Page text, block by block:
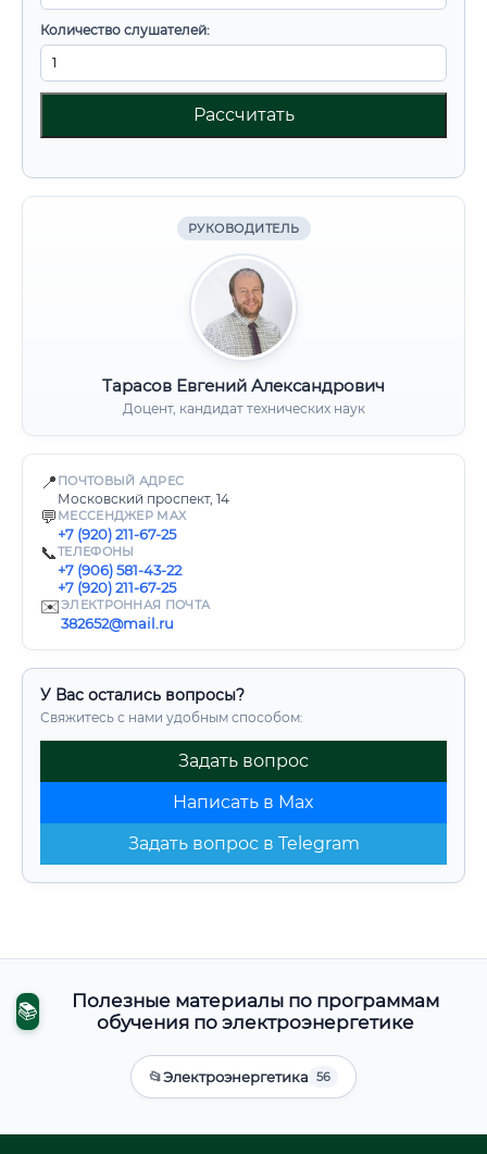
Количество слушателей:
Рассчитать
РУКОВОДИТЕЛЬ
Тарасов Евгений Александрович
Доцент, кандидат технических наук
📍 ПОЧТОВЫЙ АДРЕС
Московский проспект, 14
💬 МЕССЕНДЖЕР MAX
+7 (920) 211-67-25
📞ТЕЛЕФОНЫ
+7 (906) 581-43-22
+7 (920) 211-67-25
✉️ЭЛЕКТРОННАЯ ПОЧТА
382652@mail.ru
У Вас остались вопросы?
Свяжитесь с нами удобным способом:
Задать вопрос
Написать в Max
Задать вопрос в Telegram
📚
Полезные материалы по программам
обучения по электроэнергетике
📂Электроэнергетика 56